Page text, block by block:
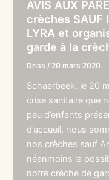
AVIS AUX
crèches SAUF
LYRA et
garde à la
Driss / 20 mars 2020
Schaerbeek, le 20
crise sanitaire que
peu d’enfants
d’accueil, nous
nos crèches sauf
néanmoins la
notre crèche de